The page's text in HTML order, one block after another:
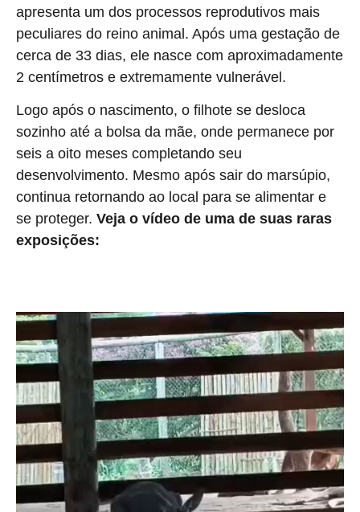
apresenta um dos processos reprodutivos mais
peculiares do reino animal. Após uma gestação de
cerca de 33 dias, ele nasce com aproximadamente
2 centímetros e extremamente vulnerável.
Logo após o nascimento, o filhote se desloca
sozinho até a bolsa da mãe, onde permanece por
seis a oito meses completando seu
desenvolvimento. Mesmo após sair do marsúpio,
continua retornando ao local para se alimentar e
se proteger. Veja o vídeo de uma de suas raras
exposições: